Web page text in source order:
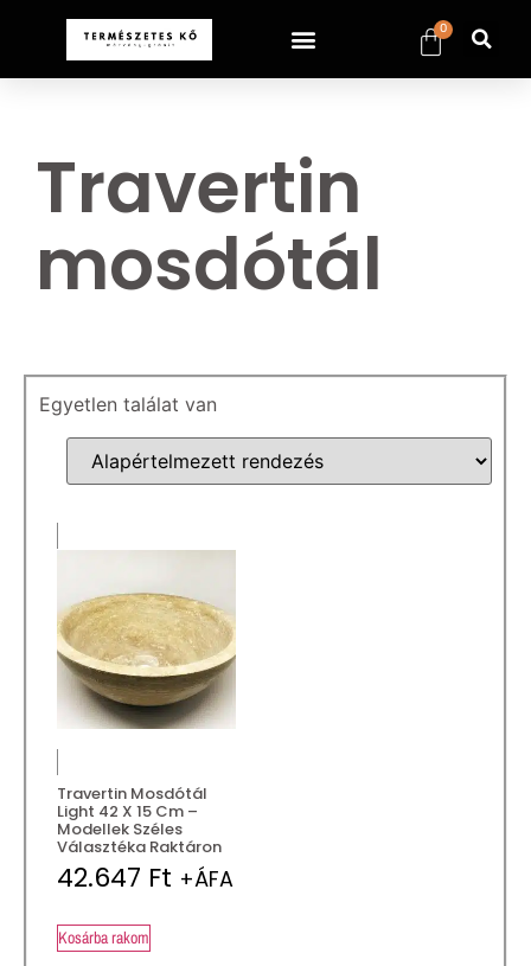
0
Travertin
mosdótál
Egyetlen találat van
Travertin Mosdótál
Light 42 X 15 Cm –
Modellek Széles
Választéka Raktáron
42.647 Ft +ÁFA
Kosárba rakom